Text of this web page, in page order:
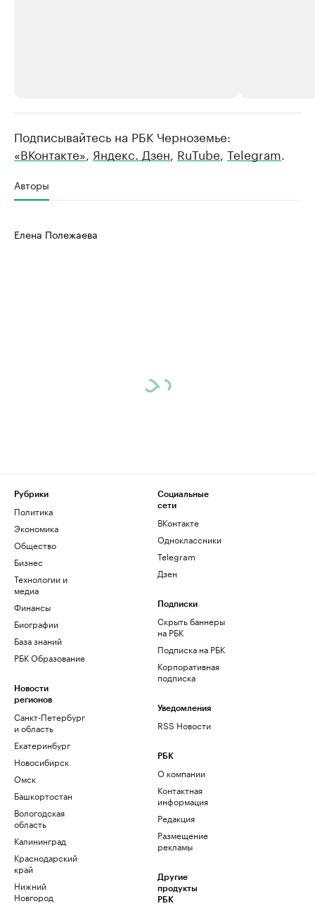
Делитесь новостями бизнеса на РБК
бренды спикеров бизнеса
Крупнейшие
Подписывайтесь на РБК Черноземье:
«ВКонтакте», Яндекс. Дзен, RuTube, Telegram.
Авторы
Елена Полежаева
Рубрики
Политика
Экономика
Общество
Бизнес
Технологии и
медиа
Финансы
Биографии
База знаний
РБК Образование
Новости
регионов
Санкт-Петербург
и область
Екатеринбург
Новосибирск
Омск
Башкортостан
Вологодская
область
Калининград
Краснодарский
край
Нижний
Новгород
Социальные
сети
ВКонтакте
Одноклассники
Telegram
Дзен
Подписки
Скрыть баннеры
на РБК
Подписка на РБК
Корпоративная
подписка
Уведомления
RSS Новости
РБК
О компании
Контактная
информация
Редакция
Размещение
рекламы
Другие
продукты
РБК